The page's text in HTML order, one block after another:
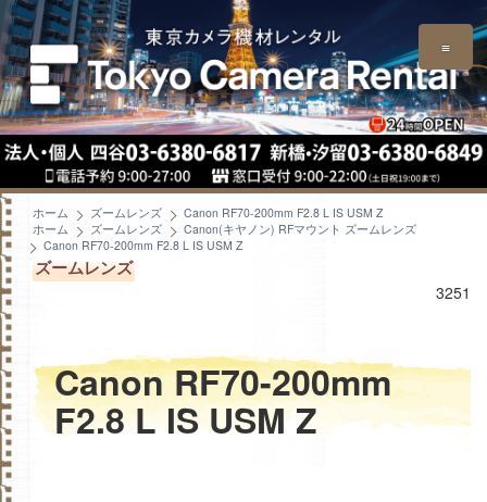
≡
ホーム ズームレンズ
Canon RF70-200mm F2.8 L IS USM Z
ホーム
ズームレンズ
Canon(キヤノン) RFマウント ズームレンズ
Canon RF70-200mm F2.8 L IS USM Z
ズームレンズ
3251
Canon RF70-200mm
F2.8 L IS USM Z